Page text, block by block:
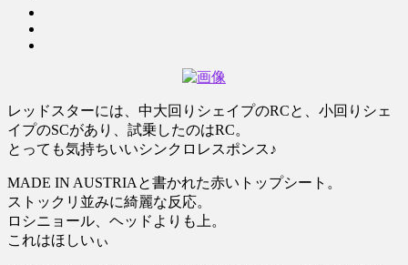
レッドスターには、中大回りシェイプのRCと、小回りシェ
イプのSCがあり、試乗したのはRC。
とっても気持ちいいシンクロレスポンス♪
MADE IN AUSTRIAと書かれた赤いトップシート。
ストックリ並みに綺麗な反応。
ロシニョール、ヘッドよりも上。
これはほしいぃ